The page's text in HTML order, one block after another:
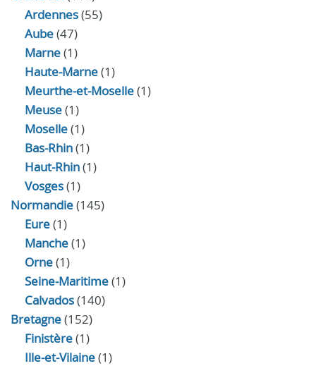
Ardennes(55)
Aube(47)
Marne(1)
Haute-Marne(1)
Meurthe-et-Moselle(1)
Meuse(1)
Moselle(1)
Bas-Rhin(1)
Haut-Rhin(1)
Vosges(1)
Normandie(145)
Eure(1)
Manche(1)
Orne(1)
Seine-Maritime(1)
Calvados(140)
Bretagne(152)
Finistère(1)
Ille-et-Vilaine(1)